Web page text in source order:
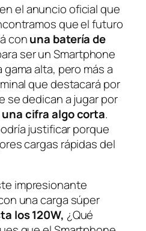
el anuncio oficial que
que el futuro
conuna batería de
ser un Smartphone
alta, pero más a
que destacará por
se dedican a jugar por
cifra algo corta.
justificar porque
cargas rápidas del
impresionante
una carga súper
los 120W, ¿Qué